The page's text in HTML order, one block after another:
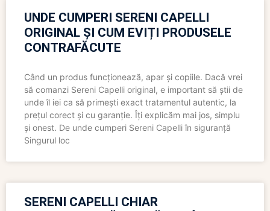
UNDE CUMPERI SERENI CAPELLI
ORIGINAL ȘI CUM EVIȚI PRODUSELE
CONTRAFĂCUTE
Când un produs funcționează, apar și copiile. Dacă vrei
să comanzi Sereni Capelli original, e important să știi de
unde îl iei ca să primești exact tratamentul autentic, la
prețul corect și cu garanție. Îți explicăm mai jos, simplu
și onest. De unde cumperi Sereni Capelli în siguranță
Singurul loc
SERENI CAPELLI CHIAR